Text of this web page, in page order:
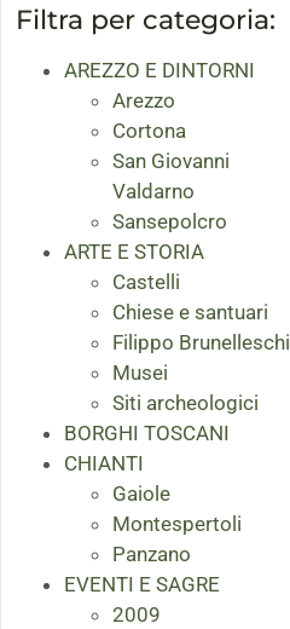
Filtra per categoria:
AREZZO E DINTORNI
Arezzo
Cortona
San Giovanni
Valdarno
Sansepolcro
ARTE E STORIA
Castelli
Chiese e santuari
Filippo Brunelleschi
Musei
Siti archeologici
BORGHI TOSCANI
CHIANTI
Gaiole
Montespertoli
Panzano
EVENTI E SAGRE
2009